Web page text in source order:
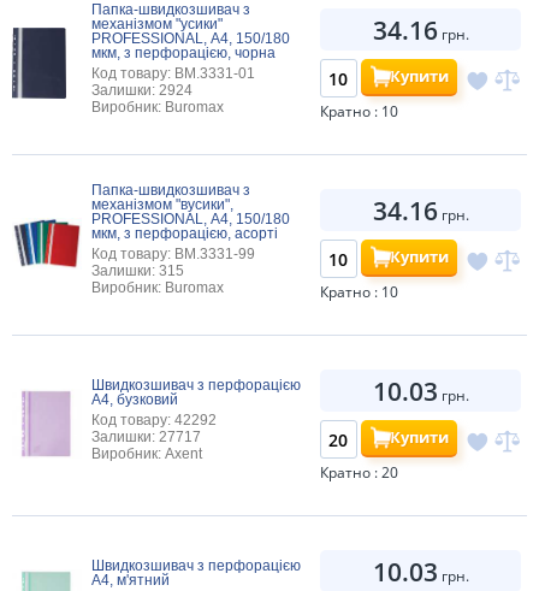
Папка-швидкозшивач з
механізмом "усики"
PROFESSIONAL, А4, 150/180
мкм, з перфорацією, чорна
Код товару: BM.3331-01
Залишки: 2924
Виробник: Buromax
34.16грн.
Купити
Кратно : 10
Папка-швидкозшивач з
механізмом "вусики",
PROFESSIONAL, А4, 150/180
мкм, з перфорацією, асорті
Код товару: BM.3331-99
Залишки: 315
Виробник: Buromax
34.16грн.
Купити
Кратно : 10
Швидкозшивач з перфорацією
А4, бузковий
Код товару: 42292
Залишки: 27717
Виробник: Axent
10.03 грн.
Купити
Кратно : 20
Швидкозшивач з перфорацією
А4, м'ятний
10.03 грн.